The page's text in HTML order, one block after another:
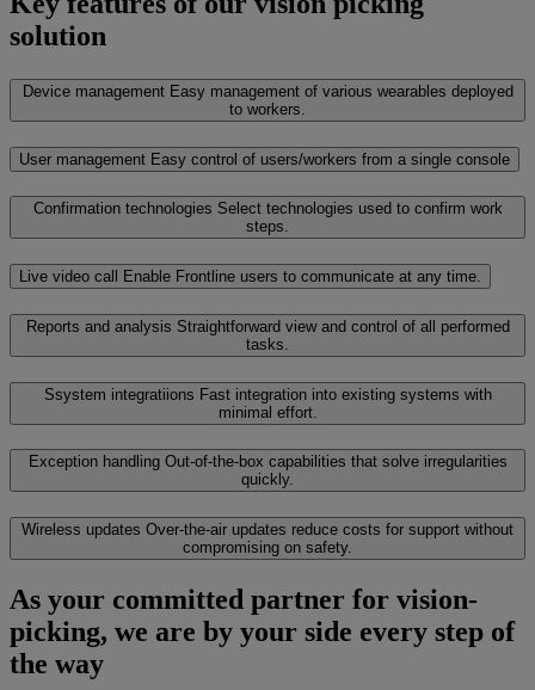
solution
Device management Easy management of various wearables deployed
to workers.
User management Easy control of users/workers from a single console
Confirmation technologies Select technologies used to confirm work
steps.
Live video call Enable Frontline users to communicate at any time.
Reports and analysis Straightforward view and control of all performed
tasks.
Ssystem integratiions Fast integration into existing systems with
minimal effort.
Exception handling Out-of-the-box capabilities that solve irregularities
quickly.
Wireless updates Over-the-air updates reduce costs for support without
compromising on safety.
As your committed partner for vision-
picking, we are by your side every step of
the way